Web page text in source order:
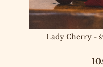
Lady Cherry -